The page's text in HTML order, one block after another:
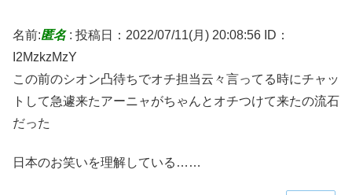
名前:匿名: 投稿日：2022/07/11(月) 20:08:56 ID：
I2MzkzMzY
この前のシオン凸待ちでオチ担当云々言ってる時にチャッ
トして急遽来たアーニャがちゃんとオチつけて来たの流石
だった
日本のお笑いを理解している……